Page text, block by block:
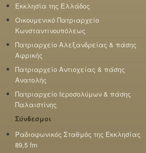
Εκκλησία της Ελλάδος
Οικουμενικό Πατριαρχείο
Κωνσταντινουπόλεως
Πατριαρχείο Αλεξανδρείας & πάσης
Αφρικής
Πατριαρχείο Αντιοχείας & πάσης
Ανατολής
Πατριαρχείο Ιεροσολύμων & πάσης
Παλαιστίνης
Σύνδεσμοι
Ραδιοφωνικός Σταθμός της Εκκλησίας
89,5 fm